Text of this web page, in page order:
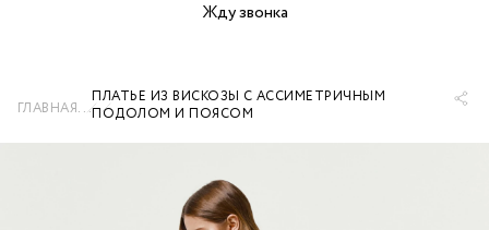
Жду звонка
ГЛАВНАЯ...ПЛАТЬЕ ИЗ ВИСКОЗЫ С АССИМЕТРИЧНЫМ
ПОДОЛОМ И ПОЯСОМ